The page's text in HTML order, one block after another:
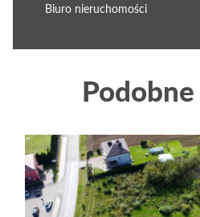
Biuro nieruchomości